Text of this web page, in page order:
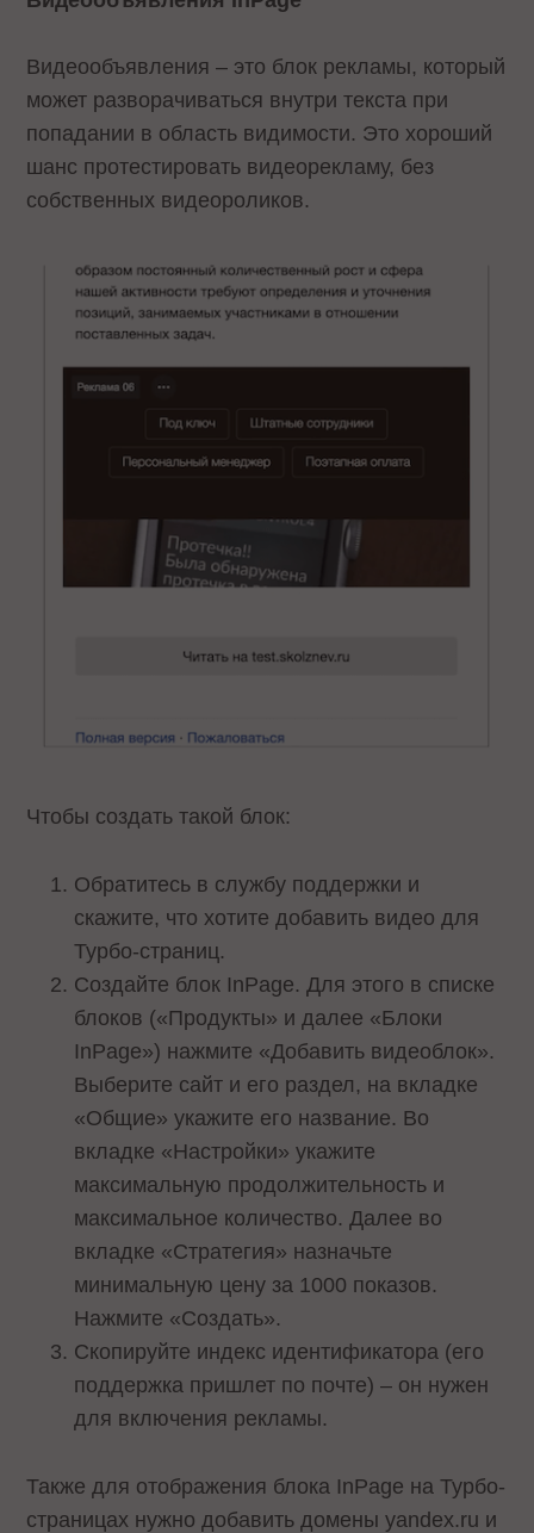
Видеообъявления – это блок рекламы, который
может разворачиваться внутри текста при
попадании в область видимости. Это хороший
шанс протестировать видеорекламу, без
собственных видеороликов.
Чтобы создать такой блок:
Обратитесь в службу поддержки и
скажите, что хотите добавить видео для
Турбо-страниц.
Создайте блок InPage. Для этого в списке
блоков («Продукты» и далее «Блоки
InPage») нажмите «Добавить видеоблок».
Выберите сайт и его раздел, на вкладке
«Общие» укажите его название. Во
вкладке «Настройки» укажите
максимальную продолжительность и
максимальное количество. Далее во
вкладке «Стратегия» назначьте
минимальную цену за 1000 показов.
Нажмите «Создать».
Скопируйте индекс идентификатора (его
поддержка пришлет по почте) – он нужен
для включения рекламы.
Также для отображения блока InPage на Турбо-
страницах нужно добавить домены yandex.ru и